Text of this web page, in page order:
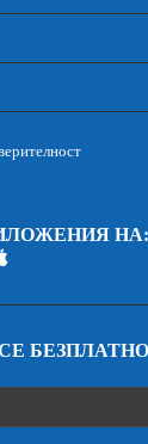
НА: